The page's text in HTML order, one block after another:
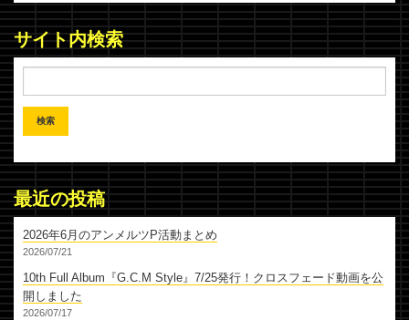
サイト内検索
最近の投稿
2026年6月のアンメルツP活動まとめ
2026/07/21
10th Full Album『G.C.M Style』7/25発行！クロスフェード動画を公
開しました
2026/07/17